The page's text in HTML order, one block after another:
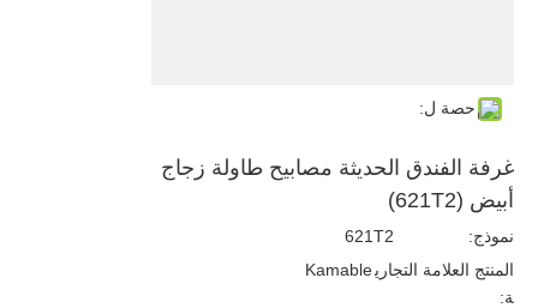
حصة ل:
غرفة الفندق الحديثة مصابيح طاولة زجاج
أبيض (621T2)
نموذج:
621T2
المنتج العلامة التجاري
ة:
Kamable